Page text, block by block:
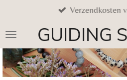
naar
de
hoofdinhoud
GUIDING
Verzendkosten